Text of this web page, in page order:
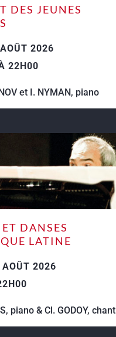
DES JEUNES
2026
22H00
et I. NYMAN, piano
DANSES
LATINE
2026
piano & Cl. GODOY, chant